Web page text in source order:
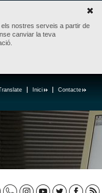
nostres serveis a partir de
canviar la teva
Contacte
Inici